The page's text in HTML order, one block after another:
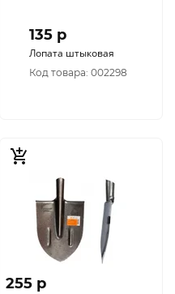
135 p
Лопата штыковая
Код товара: 002298
255 p